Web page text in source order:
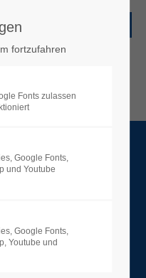
Baugruppen und
aber auch Entwickler
Video-Audio-
Kunden ein
fortzufahren
Fonts zulassen
Google Fonts,
und Youtube
Google Fonts,
Youtube und